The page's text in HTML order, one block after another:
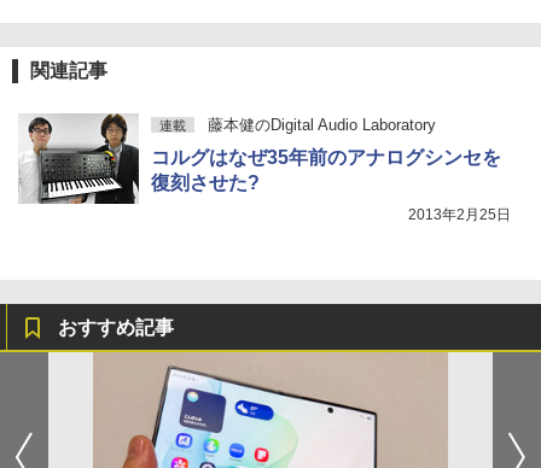
関連記事
連載 藤本健のDigital Audio Laboratory
コルグはなぜ35年前のアナログシンセを
復刻させた?
2013年2月25日
おすすめ記事